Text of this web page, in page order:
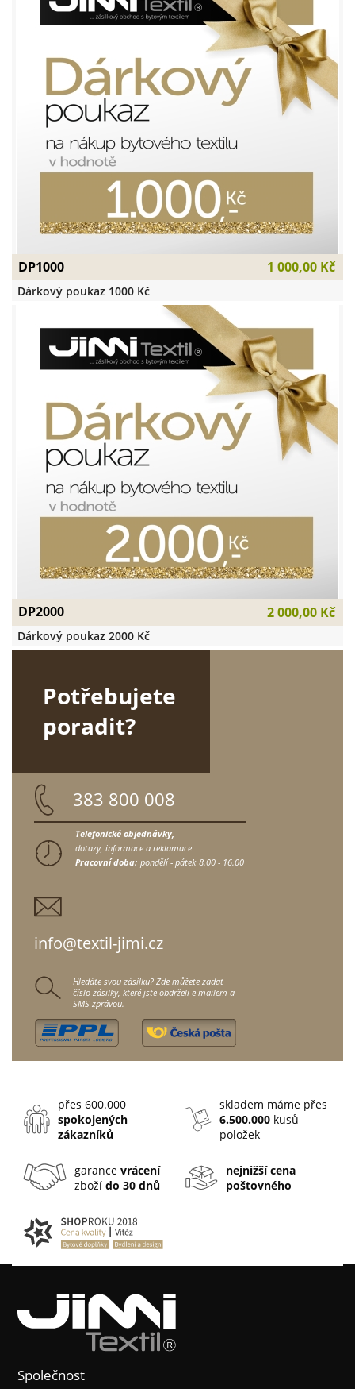
DP1000 1 000,00 Kč
Dárkový poukaz 1000 Kč
DP2000 2 000,00 Kč
Dárkový poukaz 2000 Kč
Potřebujete
poradit?
383 800 008
Telefonické objednávky,
dotazy, informace a reklamace
Pracovní doba: pondělí - pátek 8.00 - 16.00
info@textil-jimi.cz
Hledáte svou zásilku? Zde můžete zadat
číslo zásilky, které jste obdrželi e-mailem a
SMS zprávou.
přes 600.000
spokojených
zákazníků
skladem máme přes
6.500.000 kusů
položek
garancevrácení
zbožído 30 dnů
nejnižší cena
poštovného
Společnost